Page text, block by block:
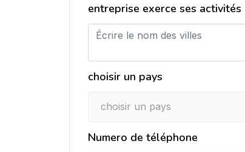
entreprise exerce ses activités
choisir un pays
choisir un pays
Numero de téléphone